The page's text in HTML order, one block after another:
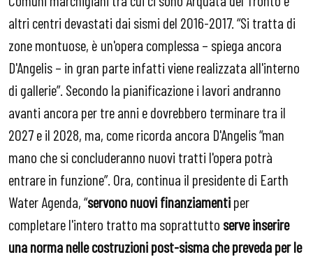
altri centri devastati dai sismi del 2016-2017. “Si tratta di
zone montuose, è un'opera complessa – spiega ancora
D'Angelis – in gran parte infatti viene realizzata all'interno
di gallerie”. Secondo la pianificazione i lavori andranno
avanti ancora per tre anni e dovrebbero terminare tra il
2027 e il 2028, ma, come ricorda ancora D'Angelis “man
mano che si concluderanno nuovi tratti l'opera potrà
entrare in funzione”. Ora, continua il presidente di Earth
Water Agenda, “servono nuovi finanziamentiper
completare l'intero tratto ma soprattutto serve inserire
una norma nelle costruzioni post-sisma che preveda per le